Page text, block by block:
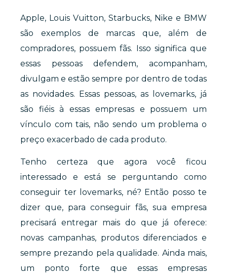
Apple, Louis Vuitton, Starbucks, Nike e BMW
são exemplos de marcas que, além de
compradores, possuem fãs. Isso significa que
essas pessoas defendem, acompanham,
divulgam e estão sempre por dentro de todas
as novidades. Essas pessoas, as lovemarks, já
são fiéis à essas empresas e possuem um
vínculo com tais, não sendo um problema o
preço exacerbado de cada produto.
Tenho certeza que agora você ficou
interessado e está se perguntando como
conseguir ter lovemarks, né? Então posso te
dizer que, para conseguir fãs, sua empresa
precisará entregar mais do que já oferece:
novas campanhas, produtos diferenciados e
sempre prezando pela qualidade. Ainda mais,
um ponto forte que essas empresas